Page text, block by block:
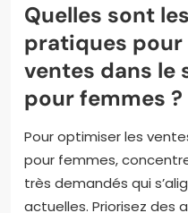
Quelles sont
pratiques
ventes dans le
pour femmes ?
Pour optimiser les
pour femmes,
très demandés qui
actuelles. Priorisez des